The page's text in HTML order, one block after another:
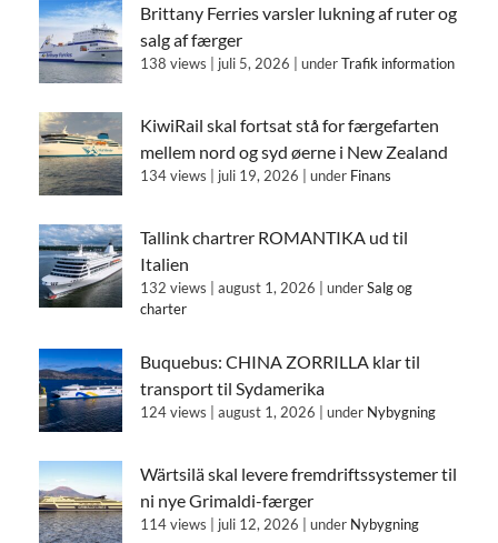
Brittany Ferries varsler lukning af ruter og
salg af færger
138 views juli 5, 2026 underTrafik information
KiwiRail skal fortsat stå for færgefarten
mellem nord og syd øerne i New Zealand
134 views juli 19, 2026 under Finans
Tallink chartrer ROMANTIKA ud til
Italien
132 views august 1, 2026 underSalg og
charter
Buquebus: CHINA ZORRILLA klar til
transport til Sydamerika
124 views august 1, 2026 under Nybygning
Wärtsilä skal levere fremdriftssystemer til
ni nye Grimaldi-færger
114 views juli 12, 2026 under Nybygning